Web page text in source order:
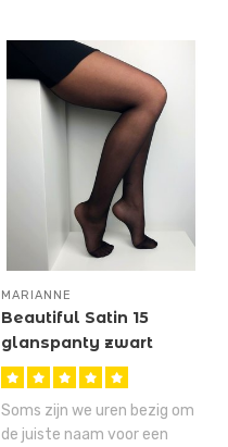
MARIANNE
Beautiful Satin 15
glanspanty zwart
Soms zijn we uren bezig om
de juiste naam voor een